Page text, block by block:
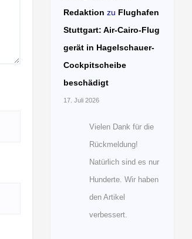
Redaktion zu Flughafen
Stuttgart: Air-Cairo-Flug
gerät in Hagelschauer-
Cockpitscheibe
beschädigt
17. Juli 2026
Vielen Dank für die
Rückmeldung!
Natürlich sind es nur
Hunderte. Wir haben
den Artikel
verbessert.